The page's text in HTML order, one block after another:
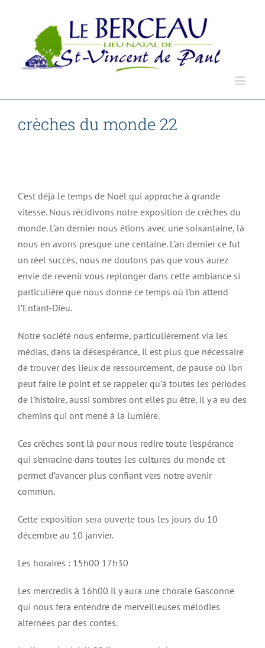
contenu
crèches du monde 22
C’est déjà le temps de Noël qui approche à grande
vitesse. Nous récidivons notre exposition de crèches du
monde. L’an dernier nous étions avec une soixantaine, là
nous en avons presque une centaine. L’an dernier ce fut
un réel succès, nous ne doutons pas que vous aurez
envie de revenir vous replonger dans cette ambiance si
particulière que nous donne ce temps où l’on attend
l’Enfant-Dieu.
Notre société nous enferme, particulièrement via les
médias, dans la désespérance, il est plus que nécessaire
de trouver des lieux de ressourcement, de pause où l’on
peut faire le point et se rappeler qu’à toutes les périodes
de l’histoire, aussi sombres ont elles pu être, il y a eu des
chemins qui ont mené à la lumière.
Ces crèches sont là pour nous redire toute l’espérance
qui s’enracine dans toutes les cultures du monde et
permet d’avancer plus confiant vers notre avenir
commun.
Cette exposition sera ouverte tous les jours du 10
décembre au 10 janvier.
Les horaires : 15h00 17h30
Les mercredis à 16h00 il y aura une chorale Gasconne
qui nous fera entendre de merveilleuses mélodies
alternées par des contes.